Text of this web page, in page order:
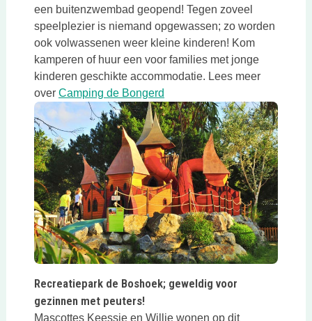
een buitenzwembad geopend! Tegen zoveel
speelplezier is niemand opgewassen; zo worden
ook volwassenen weer kleine kinderen! Kom
kamperen of huur een voor families met jonge
kinderen geschikte accommodatie. Lees meer
over Camping de BongerdDeze link opent in een
Recreatiepark de Boshoek; geweldig voor
gezinnen met peuters!
Mascottes Keessie en Willie wonen op dit